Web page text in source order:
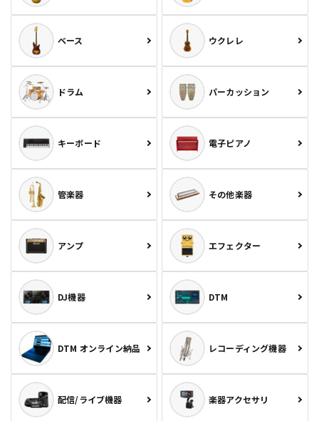
ベース ウクレレ
ドラム パーカッション
キーボード 電子ピアノ
管楽器 その他楽器
アンプ エフェクター
DJ機器 DTM
DTM オンライン納品 レコーディング機器
配信/ライブ機器 楽器アクセサリ